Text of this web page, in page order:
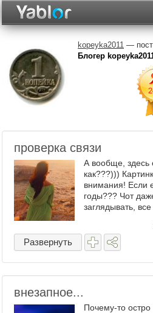
Неделя
Месяц
Архив
kopeyka2011 —
Блогер
проверка связи
А вообще, здесь
как???)))
внимания! Если
годы??? Чот
заглядывать,
Развернуть
внезапное...
Почему-то остро